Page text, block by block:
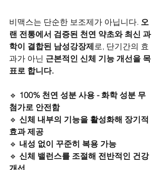
비맥스는 단순한 보조제가 아닙니다. 오
랜 전통에서 검증된 천연 약초와 최신 과
학이 결합된 남성강장제 로, 단기간의 효
과가 아닌 근본적인 신체 기능 개선을 목
표로 합니다.
🔹 100% 천연 성분 사용 - 화학 성분 무
첨가로 안전함
🔹 신체 내부의 기능을 활성화해 장기적
효과 제공
🔹 내성 없이 꾸준히 복용 가능
🔹 신체 밸런스를 조절해 전반적인 건강
개선